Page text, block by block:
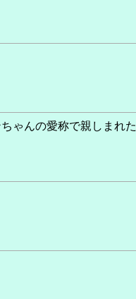
ゃんの愛称で親しまれた